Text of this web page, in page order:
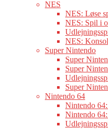
NES
NES: Løse
NES: Spil i
NES:
Super Nintendo
Super
Super
Super
Nintendo 64
Nintendo
Nintendo